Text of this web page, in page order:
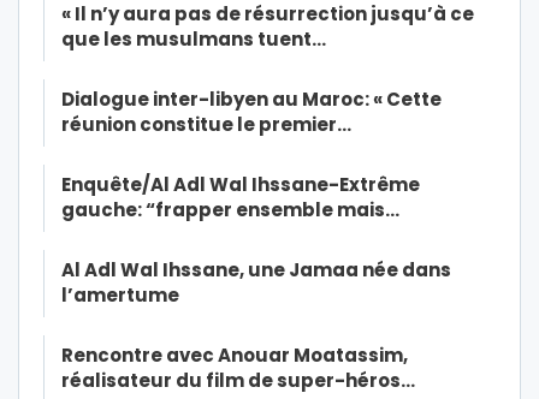
« Il n’y aura pas de résurrection jusqu’à ce
que les musulmans tuent…
Dialogue inter-libyen au Maroc: « Cette
réunion constitue le premier…
Enquête/Al Adl Wal Ihssane-Extrême
gauche: “frapper ensemble mais…
Al Adl Wal Ihssane, une Jamaa née dans
l’amertume
Rencontre avec Anouar Moatassim,
réalisateur du film de super-héros…